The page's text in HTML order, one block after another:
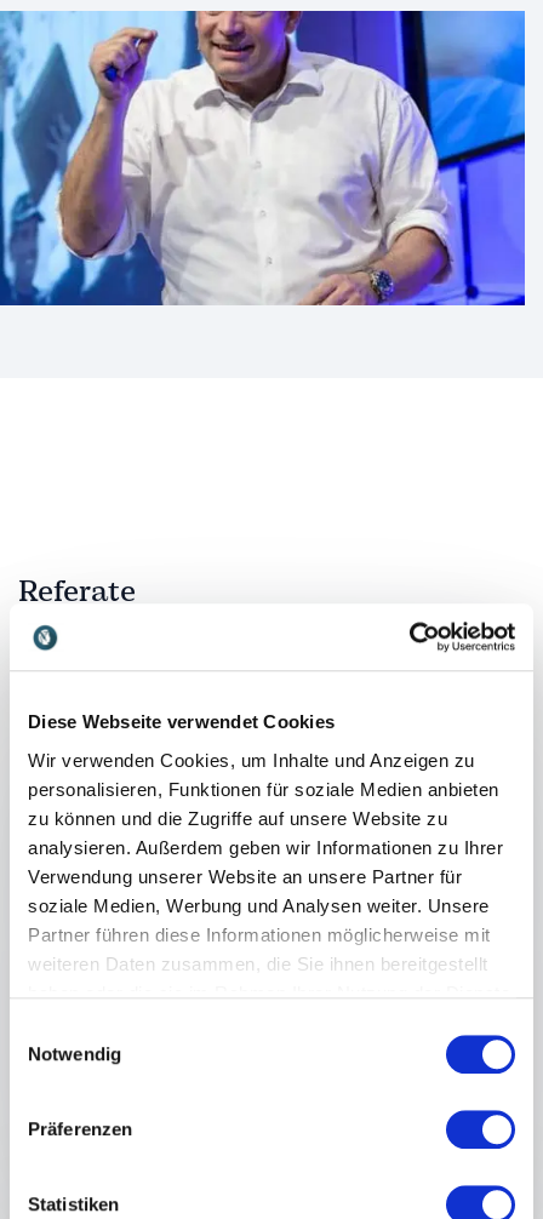
Diese Webseite verwendet Cookies
Wir verwenden Cookies, um Inhalte und Anzeigen zu
personalisieren, Funktionen für soziale Medien anbieten
zu können und die Zugriffe auf unsere Website zu
analysieren. Außerdem geben wir Informationen zu Ihrer
Verwendung unserer Website an unsere Partner für
soziale Medien, Werbung und Analysen weiter. Unsere
Partner führen diese Informationen möglicherweise mit
weiteren Daten zusammen, die Sie ihnen bereitgestellt
Notwendig
Präferenzen
Statistiken
Referate
DOMINIK NEIDHART VORTRAG
In Zeiten schneller Veränderungen,
allgegenwärtig verfügbarer Informationen,
austauschbarer Erfolgsfaktoren und einem
hoch kompetitiven Wettbewerb ist ihr Team
und dessen Zusammenarbeit der einzig
nachhaltige Wettbewerbsvorteil.
In einer Arbeitswelt die permanenten
Veränderungen unterworfen ist und
einhergehend jeder Mitarbeiter im
ausgesetzt ist, kann die Last des Systems
nicht mehr auf einzelnen Schultern liegen.
Zusammenarbeit zwingend notwendig sowie
Motivation,
: Dominik
DOMINIK NEIDHART VORTRAG